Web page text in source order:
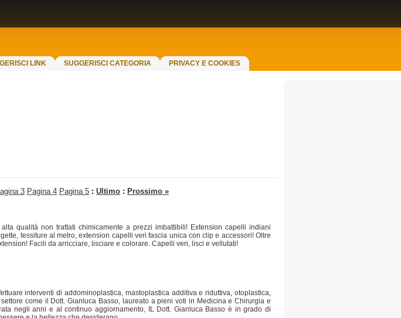
LINK SUGGERISCI CATEGORIA PRIVACY E COOKIES
3 Pagina 4 Pagina 5 : Ultimo : Prossimo »
qualità non trattati chimicamente a prezzi imbattibili! Extension capelli indiani
tessiture al metro, extension capelli veri fascia unica con clip e accessori! Oltre
Facili da arricciare, lisciare e colorare. Capelli veri, lisci e vellutati!
interventi di addominoplastica, mastoplastica additiva e riduttiva, otoplastica,
come il Dott. Gianluca Basso, laureato a pieni voti in Medicina e Chirurgia e
negli anni e al continuo aggiornamento, IL Dott. Gianluca Basso è in grado di